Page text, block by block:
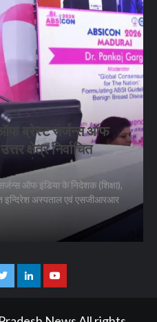
ऑफ ब्रेस्ट सर्जन्स ऑफ
क्षेत्र निर्वाचित
ऑफ इंडिया के निदेशक (शिक्षा),
इन्दिरेश अस्पताल एवं एसजीआरआर
TwitterLinkedinYoutube